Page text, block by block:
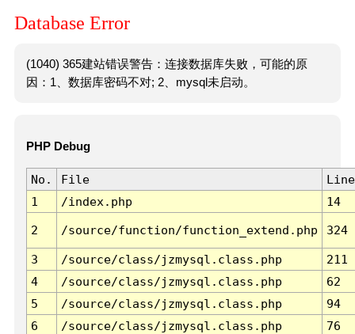
Database Error
(1040) 365建站错误警告：连接数据库失败，可能的原
因：1、数据库密码不对; 2、mysql未启动。
PHP Debug
No. File
Line
1
/index.php 14
2 /source/function/function_extend.php 324
3 /source/class/jzmysql.class.php
211
4
/source/class/jzmysql.class.php
62
5
/source/class/jzmysql.class.php
94
6
/source/class/jzmysql.class.php 76